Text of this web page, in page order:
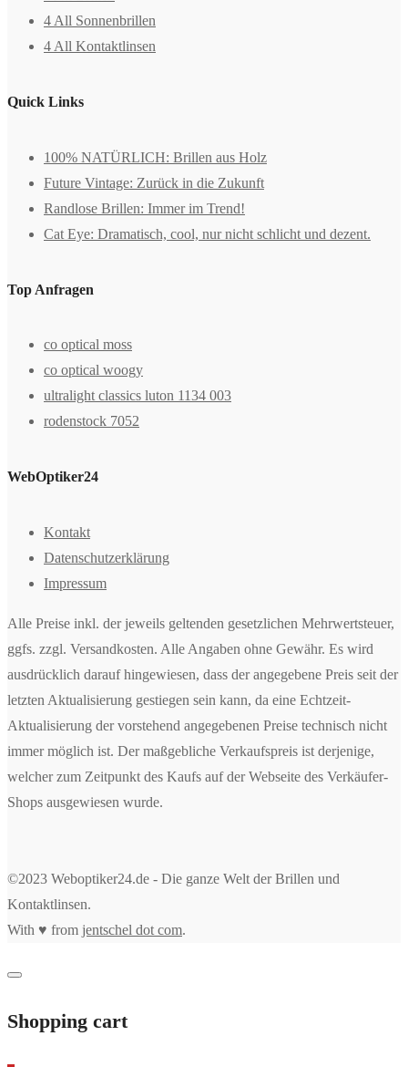
4 All Sonnenbrillen
4 All Kontaktlinsen
Quick Links
100% NATÜRLICH: Brillen aus Holz
Future Vintage: Zurück in die Zukunft
Randlose Brillen: Immer im Trend!
Cat Eye: Dramatisch, cool, nur nicht schlicht und dezent.
Top Anfragen
co optical moss
co optical woogy
ultralight classics luton 1134 003
rodenstock 7052
WebOptiker24
Kontakt
Datenschutzerklärung
Impressum
Alle Preise inkl. der jeweils geltenden gesetzlichen Mehrwertsteuer,
ggfs. zzgl. Versandkosten. Alle Angaben ohne Gewähr. Es wird
ausdrücklich darauf hingewiesen, dass der angegebene Preis seit der
letzten Aktualisierung gestiegen sein kann, da eine Echtzeit-
Aktualisierung der vorstehend angegebenen Preise technisch nicht
immer möglich ist. Der maßgebliche Verkaufspreis ist derjenige,
welcher zum Zeitpunkt des Kaufs auf der Webseite des Verkäufer-
Shops ausgewiesen wurde.
©2023 Weboptiker24.de - Die ganze Welt der Brillen und
Kontaktlinsen.
With ♥ from jentschel dot com.
Shopping cart